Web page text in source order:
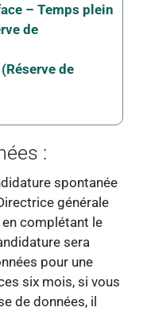
– Temps plein
de
de
:
spontanée
générale
complétant le
sera
pour une
six mois, si vous
de données, il